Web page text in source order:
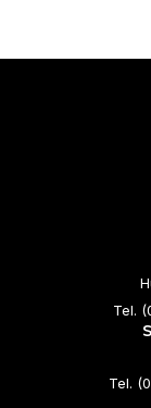
Tel.
Tel.